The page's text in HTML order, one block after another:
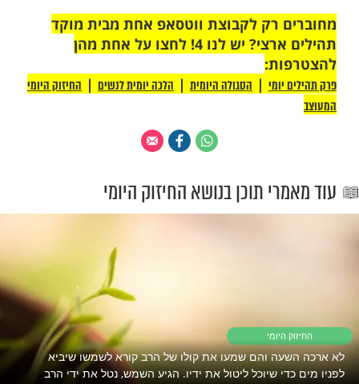
ואיתה גם הרצון להתקדם. כדי לצאת
עלינו להעיר בנו מחדש את הרגש,
את המצווה הראשונה שמגיעה אלינו
ראשונה אנו עושים אותה, לכוון בה ולהתלהב
לחדש את הרגש, למלא את רוחנו, להסיר
ולהכניס את התקווה.
כשיש לך שאיפה, נוספים לך כוחות
תוכל להמיס את הייאוש, ולנסוק מעלה.
הכלים להפוך את הייאוש לתקווה, ייאוש הוא
רק חוסר אמונה, תאמין בעצמך, תאמין